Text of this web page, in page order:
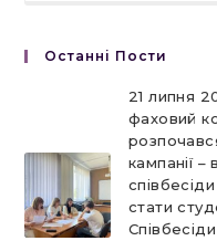
Останні Пости
21 липня
фаховий
кампанії
стати